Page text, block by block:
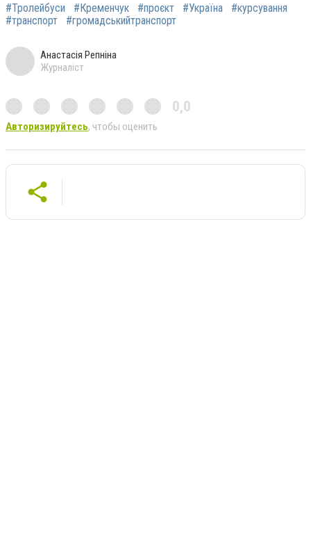
#Тролейбуси
#Кременчук #проєкт #Україна
#курсування
#транспорт
#громадськийтранспорт
Анастасія Репніна
Журналіст
0,0
Авторизируйтесь, чтобы оценить